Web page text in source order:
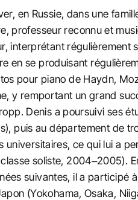
en Russie, dans une
professeur reconnu et
interprétant
en se produisant
pour piano de Haydn,
y remportant un grand
Denis a poursuivi ses
puis au département de
ce qui lui a
soliste, 2004–2005).
suivantes, il a participé
(Yokohama, Osaka,